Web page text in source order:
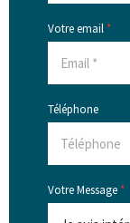
Votre email *
Téléphone
Votre Message *